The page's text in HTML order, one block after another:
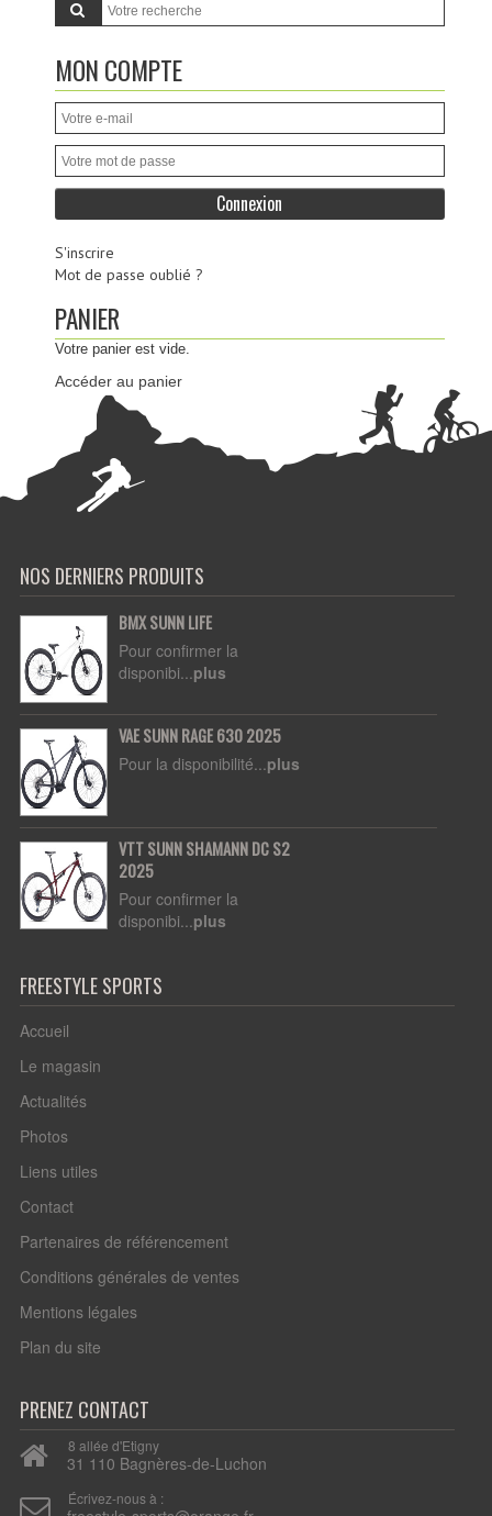
MON COMPTE
S'inscrire
Mot de passe oublié ?
PANIER
Votre panier est vide.
Accéder au panier
NOS DERNIERS PRODUITS
BMX SUNN LIFE
Pour confirmer la
disponibi...plus
VAE SUNN RAGE 630 2025
Pour la disponibilité...plus
VTT SUNN SHAMANN DC S2
2025
Pour confirmer la
disponibi...plus
FREESTYLE SPORTS
Accueil
Le magasin
Actualités
Photos
Liens utiles
Contact
Partenaires de référencement
Conditions générales de ventes
Mentions légales
Plan du site
PRENEZ CONTACT
8 allée d'Etigny
31 110 Bagnères-de-Luchon
Écrivez-nous à :